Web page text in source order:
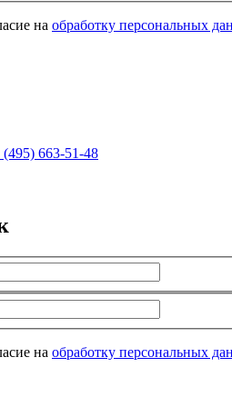
на обработку персональных
(495) 663-51-48
на обработку персональных